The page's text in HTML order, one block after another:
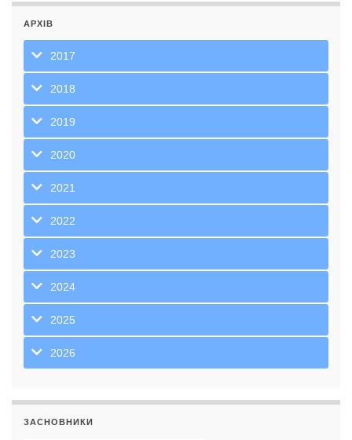
АРХІВ
2017
2018
2019
2020
2021
2022
2023
2024
2025
2026
ЗАСНОВНИКИ